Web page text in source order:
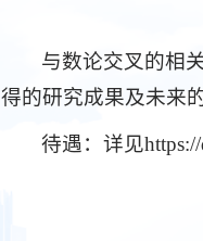
与数论交叉的相
得的研究成果及未来
待遇：详见